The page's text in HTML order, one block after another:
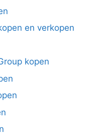
en verkopen
kopen